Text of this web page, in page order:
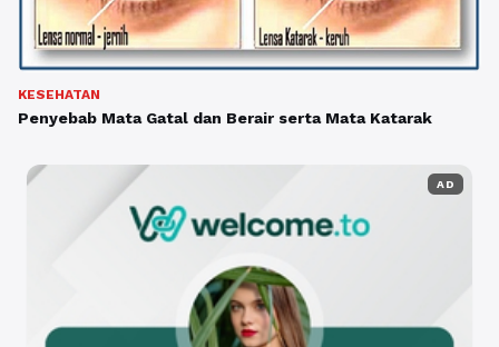
KESEHATAN
Penyebab Mata Gatal dan Berair serta Mata Katarak
AD